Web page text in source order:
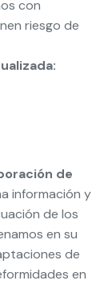
con
riesgo de
de
información y
de los
en su
de
en